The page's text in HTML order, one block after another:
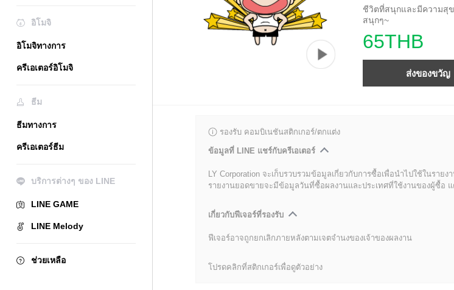
อิโมจิ
อิโมจิทางการ
ครีเอเตอร์อิโมจิ
ธีม
ธีมทางการ
ครีเอเตอร์ธีม
บริการต่างๆ ของ LINE
LINE GAME
LINE Melody
ช่วยเหลือ
ชีวิตที่สนุกและมีความสุ
สนุกๆ~
65THB
ส่งของขวัญ
รองรับ คอมบิเนชันสติกเกอร์/ตกแต่ง
ข้อมูลที่ LINE แชร์กับครีเอเตอร์
LY Corporation จะเก็บรวบรวมข้อมูลเกี่ยวกับการซื้อเพื่อนำไปใช้ในราย
รายงานยอดขายจะมีข้อมูลวันที่ซื้อผลงานและประเทศที่ใช้งานของผู้ซื้อ
เกี่ยวกับฟีเจอร์ที่รองรับ
ฟีเจอร์อาจถูกยกเลิกภายหลังตามเจตจำนงของเจ้าของผลงาน
โปรดคลิกที่สติกเกอร์เพื่อดูตัวอย่าง